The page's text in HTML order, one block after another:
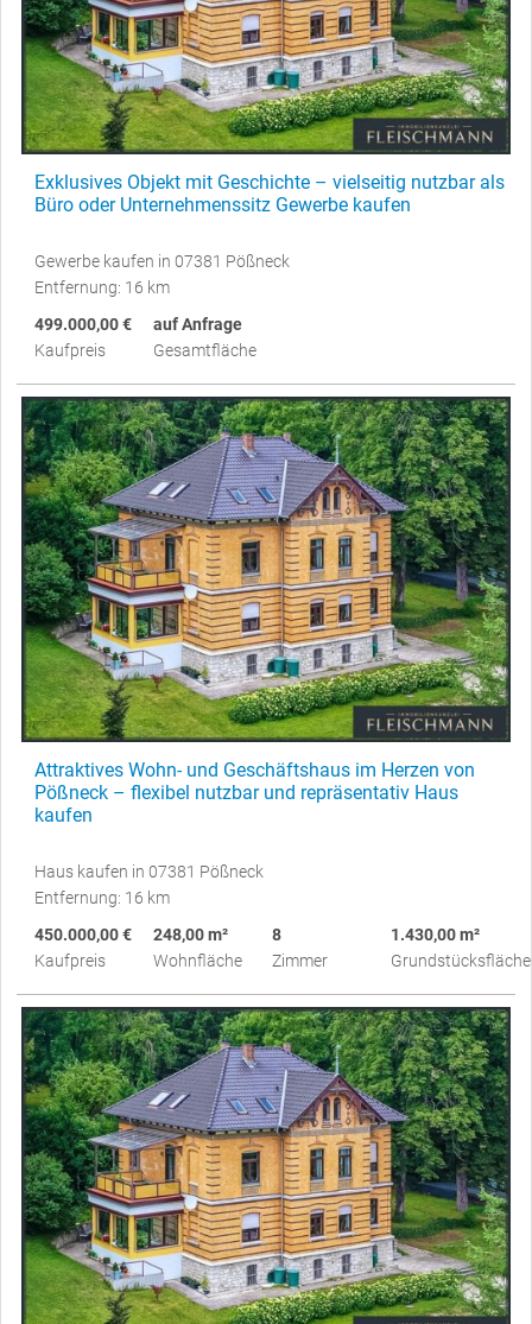
Exklusives Objekt mit Geschichte – vielseitig nutzbar als
Büro oder Unternehmenssitz Gewerbe kaufen
Gewerbe kaufen in 07381 Pößneck
Entfernung: 16 km
499.000,00 €
Kaufpreis
auf Anfrage
Gesamtfläche
Attraktives Wohn- und Geschäftshaus im Herzen von
Pößneck – flexibel nutzbar und repräsentativ Haus
kaufen
Haus kaufen in 07381 Pößneck
Entfernung: 16 km
450.000,00 €
Kaufpreis
248,00 m²
Wohnfläche
8
Zimmer
1.430,00 m²
Grundstücksfläche